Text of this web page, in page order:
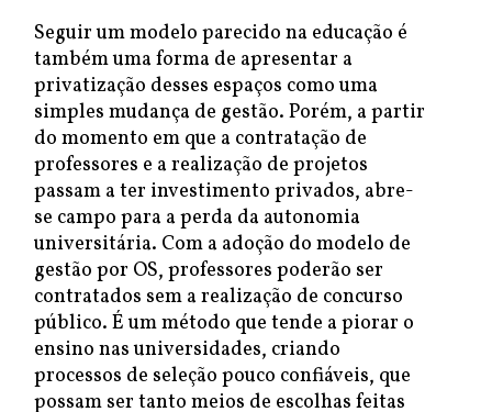
Seguir um modelo parecido na educação é
também uma forma de apresentar a
privatização desses espaços como uma
simples mudança de gestão. Porém, a partir
do momento em que a contratação de
professores e a realização de projetos
passam a ter investimento privados, abre-
se campo para a perda da autonomia
universitária. Com a adoção do modelo de
gestão por OS, professores poderão ser
contratados sem a realização de concurso
público. É um método que tende a piorar o
ensino nas universidades, criando
processos de seleção pouco confiáveis, que
possam ser tanto meios de escolhas feitas